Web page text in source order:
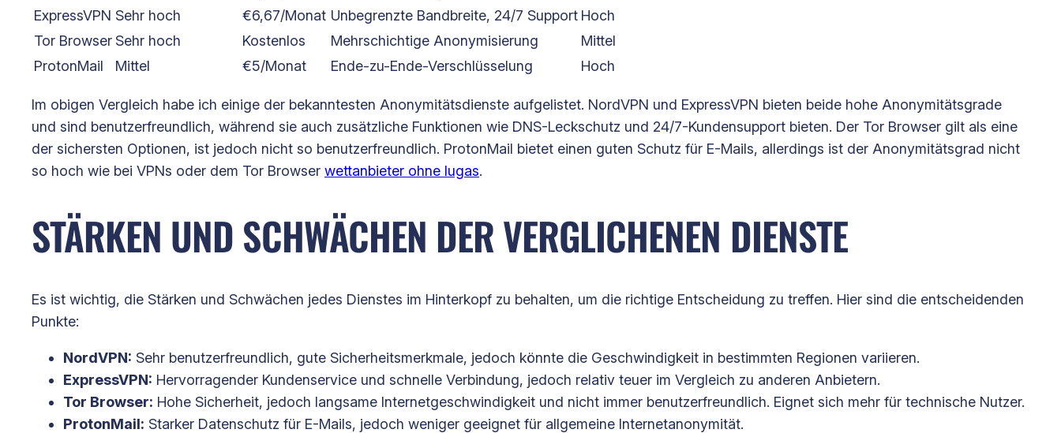
ExpressVPN Sehr hoch €6,67/Monat Unbegrenzte Bandbreite, 24/7 Support Hoch
Tor Browser Sehr hoch Kostenlos Mehrschichtige Anonymisierung
Mittel
ProtonMail
Mittel €5/Monat Ende-zu-Ende-Verschlüsselung Hoch
Im obigen Vergleich habe ich einige der bekanntesten Anonymitätsdienste aufgelistet. NordVPN und ExpressVPN bieten beide hohe Anonymitätsgrade
und sind benutzerfreundlich, während sie auch zusätzliche Funktionen wie DNS-Leckschutz und 24/7-Kundensupport bieten. Der Tor Browser gilt als eine
der sichersten Optionen, ist jedoch nicht so benutzerfreundlich. ProtonMail bietet einen guten Schutz für E-Mails, allerdings ist der Anonymitätsgrad nicht
so hoch wie bei VPNs oder dem Tor Browser wettanbieter ohne lugas.
STÄRKEN UND SCHWÄCHEN DER VERGLICHENEN DIENSTE
Es ist wichtig, die Stärken und Schwächen jedes Dienstes im Hinterkopf zu behalten, um die richtige Entscheidung zu treffen. Hier sind die entscheidenden
Punkte:
NordVPN: Sehr benutzerfreundlich, gute Sicherheitsmerkmale, jedoch könnte die Geschwindigkeit in bestimmten Regionen variieren.
ExpressVPN: Hervorragender Kundenservice und schnelle Verbindung, jedoch relativ teuer im Vergleich zu anderen Anbietern.
Tor Browser: Hohe Sicherheit, jedoch langsame Internetgeschwindigkeit und nicht immer benutzerfreundlich. Eignet sich mehr für technische Nutzer.
ProtonMail: Starker Datenschutz für E-Mails, jedoch weniger geeignet für allgemeine Internetanonymität.